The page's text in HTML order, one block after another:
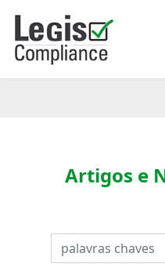
PESQUISAR
Artigos e